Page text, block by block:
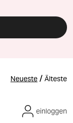
Neueste / Älteste
einloggen